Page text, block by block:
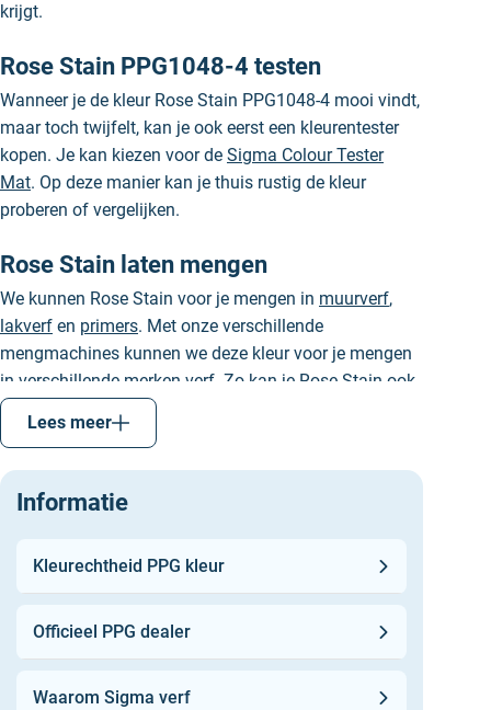
krijgt.
Rose Stain PPG1048-4 testen
Wanneer je de kleur Rose Stain PPG1048-4 mooi vindt,
maar toch twijfelt, kan je ook eerst een kleurentester
kopen. Je kan kiezen voor de Sigma Colour Tester
Mat. Op deze manier kan je thuis rustig de kleur
proberen of vergelijken.
Rose Stain laten mengen
We kunnen Rose Stain voor je mengen in muurverf,
lakverf en primers. Met onze verschillende
mengmachines kunnen we deze kleur voor je mengen
in verschillende merken verf. Zo kan je Rose Stain ook
door ons laten mengen in
Lees meer
Informatie
Kleurechtheid PPG kleur
Officieel PPG dealer
Waarom Sigma verf